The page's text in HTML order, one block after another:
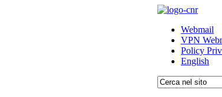
Webmail
VPN
Policy
English